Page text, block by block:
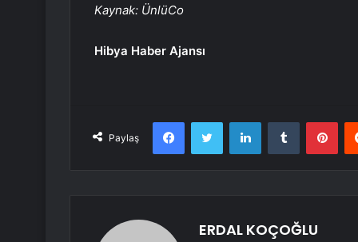
Kaynak: ÜnlüCo
Hibya Haber Ajansı
Paylaş
FacebookTwitter LinkedInTumblr
ERDAL KOÇOĞLU